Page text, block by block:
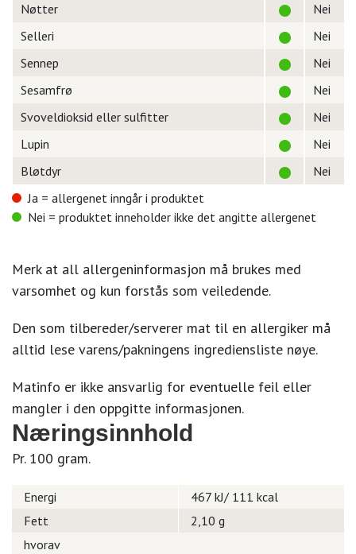
Nøtter
Nei
Selleri
Nei
Sennep
Nei
Sesamfrø
Nei
Svoveldioksid eller sulfitter
Nei
Lupin
Nei
Bløtdyr
Nei
Ja = allergenet inngår i produktet
Nei = produktet inneholder ikke det angitte allergenet
Merk at all allergeninformasjon må brukes med
varsomhet og kun forstås som veiledende.
Den som tilbereder/serverer mat til en allergiker må
alltid lese varens/pakningens ingrediensliste nøye.
Matinfo er ikke ansvarlig for eventuelle feil eller
mangler i den oppgitte informasjonen.
Næringsinnhold
Pr. 100 gram.
Energi
467 kJ/ 111 kcal
Fett
2,10 g
hvorav